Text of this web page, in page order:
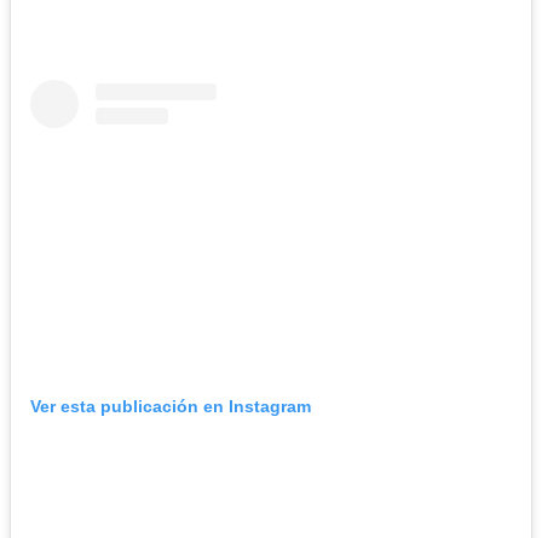
Ver esta publicación en Instagram